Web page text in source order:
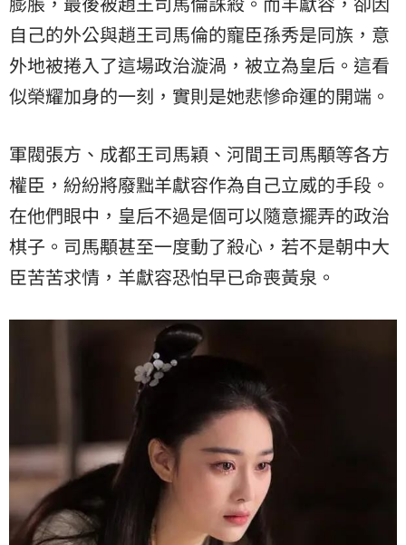
自己的外公與趙王司馬倫的寵臣孫秀是同族，意
外地被捲入了這場政治漩渦，被立為皇后。這看
似榮耀加身的一刻，實則是她悲慘命運的開端。
軍閥張方、成都王司馬穎、河間王司馬顒等各方
權臣，紛紛將廢黜羊獻容作為自己立威的手段。
在他們眼中，皇后不過是個可以隨意擺弄的政治
棋子。司馬顒甚至一度動了殺心，若不是朝中大
臣苦苦求情，羊獻容恐怕早已命喪黃泉。